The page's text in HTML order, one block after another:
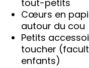
tout-petits
Cœurs en
autour du cou
Petits
toucher
enfants)